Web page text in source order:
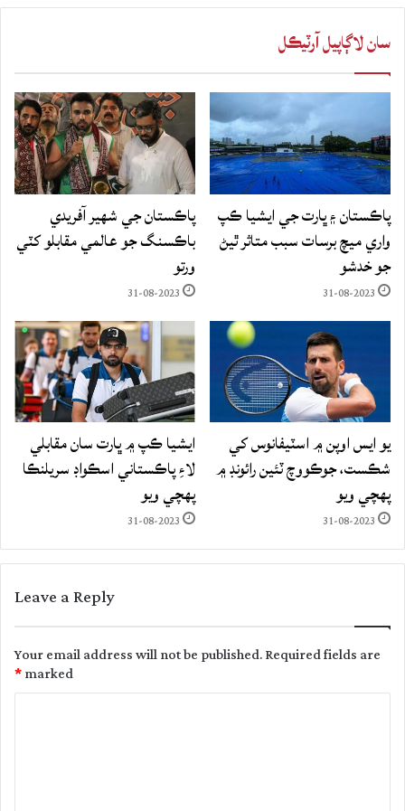
سان لاڳاپيل آرٽيڪل
پاڪستان ۽ ڀارت جي ايشيا ڪپ
واري ميچ برسات سبب متاثر ٿيڻ
جو خدشو
31-08-2023
پاڪستان جي شهير آفريدي
باڪسنگ جو عالمي مقابلو کٽي
ورتو
31-08-2023
يو ايس اوپن ۾ اسٽيفانوس کي
شڪست، جوڪووچ ٽئين رائونڊ ۾
پهچي ويو
31-08-2023
ايشيا ڪپ ۾ ڀارت سان مقابلي
لاءِ پاڪستاني اسڪواڊ سريلنڪا
پهچي ويو
31-08-2023
Leave a Reply
Your email address will not be published.Required fields are
marked
*